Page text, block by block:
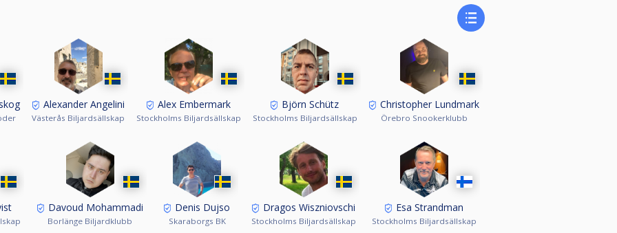
Alexander Angelini
Västerås Biljardsällskap
Alex Embermark
Stockholms Biljardsällskap
Björn Schütz
Stockholms Biljardsällskap
Christopher Lundmark
Örebro Snookerklubb
Davoud Mohammadi
Borlänge Biljardklubb
Denis Dujso
Skaraborgs BK
Dragos Wiszniovschi
Stockholms Biljardsällskap
Esa Strandman
Stockholms Biljardsällskap